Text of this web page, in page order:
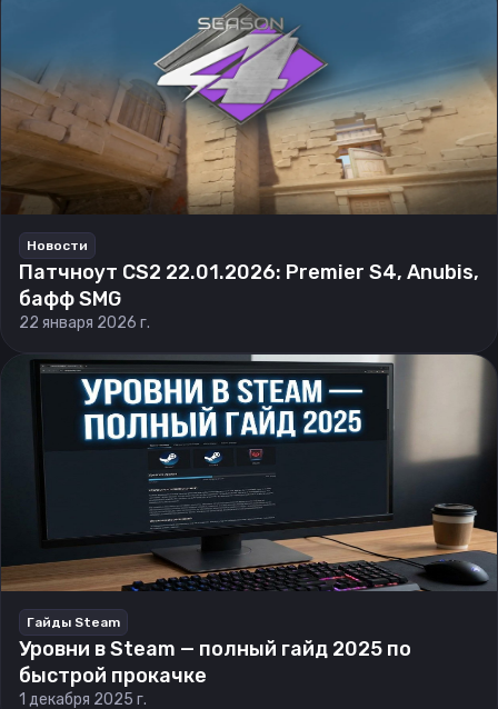
Новости
Патчноут CS2 22.01.2026: Premier S4, Anubis,
бафф SMG
22 января 2026 г.
Гайды Steam
Уровни в Steam — полный гайд 2025 по
быстрой прокачке
1 декабря 2025 г.